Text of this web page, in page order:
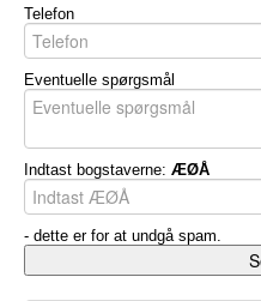
Telefon
Eventuelle spørgsmål
Indtast bogstaverne: ÆØÅ
- dette er for at undgå spam.